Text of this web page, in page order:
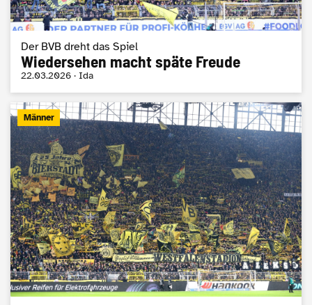
Der BVB dreht das Spiel
Wiedersehen macht späte Freude
22.03.2026 · Ida
Männer